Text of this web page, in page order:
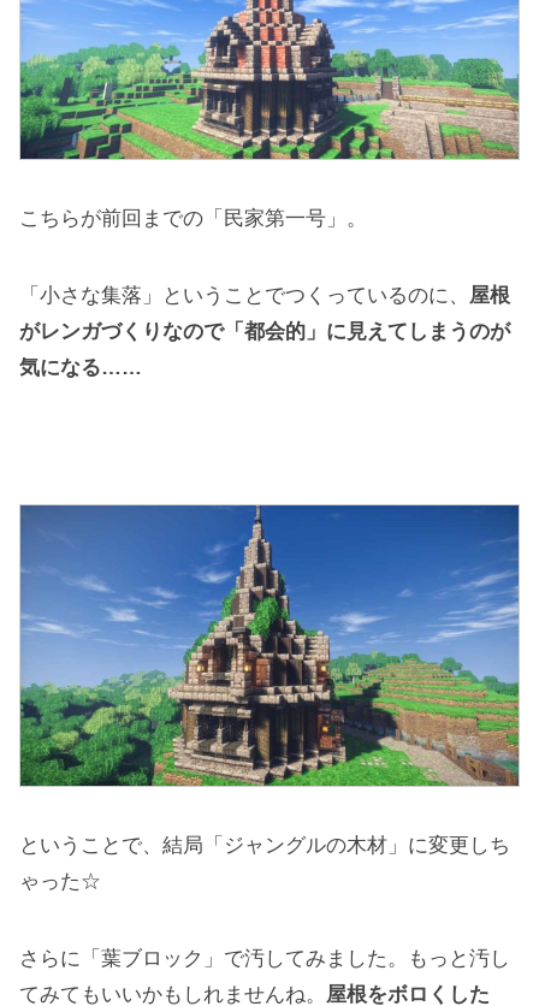
こちらが前回までの「民家第一号」。
「小さな集落」ということでつくっているのに、 屋根
がレンガづくりなので「都会的」に見えてしまうのが
気になる……
ということで、結局「ジャングルの木材」に変更しち
ゃった☆
さらに「葉ブロック」で汚してみました。もっと汚し
てみてもいいかもしれませんね。
屋根をボロくした